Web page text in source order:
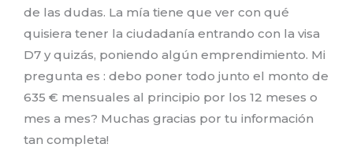
de las dudas. La mía tiene que ver con qué
quisiera tener la ciudadanía entrando con la visa
D7 y quizás, poniendo algún emprendimiento. Mi
pregunta es : debo poner todo junto el monto de
635 € mensuales al principio por los 12 meses o
mes a mes? Muchas gracias por tu información
tan completa!